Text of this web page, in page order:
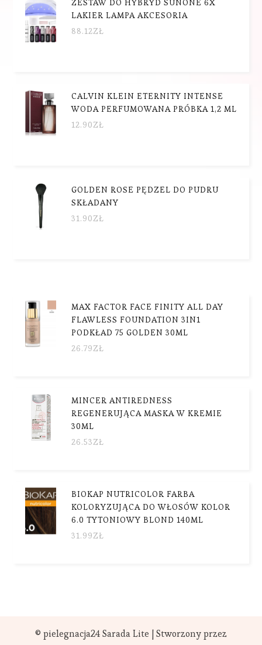
ZESTAW DO HYBRYD SUNONE 6X
LAKIER LAMPA AKCESORIA
88.12ZŁ
CALVIN KLEIN ETERNITY INTENSE
WODA PERFUMOWANA PRÓBKA 1,2 ML
12.90ZŁ
GOLDEN ROSE PĘDZEL DO PUDRU
SKŁADANY
31.90ZŁ
MAX FACTOR FACE FINITY ALL DAY
FLAWLESS FOUNDATION 3IN1
PODKŁAD 75 GOLDEN 30ML
26.79ZŁ
MINCER ANTIREDNESS
REGENERUJĄCA MASKA W KREMIE
30ML
26.53ZŁ
BIOKAP NUTRICOLOR FARBA
KOLORYZUJĄCA DO WŁOSÓW KOLOR
6.0 TYTONIOWY BLOND 140ML
31.99ZŁ
© pielegnacja24Sarada Lite | Stworzony przez